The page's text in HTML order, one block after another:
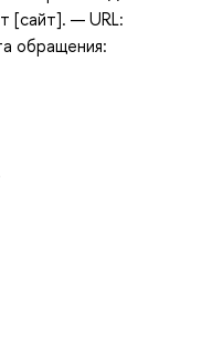
[сайт]. — URL:
обращения: